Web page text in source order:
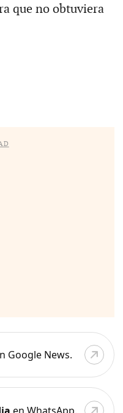
que no obtuviera
Google News.